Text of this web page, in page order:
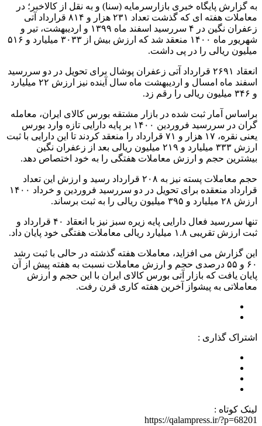
به گزارش پایگاه خبری بازارسرمایه (سنا) و به نقل از کالاخبر؛ در
معاملات هفته ای که گذشت تعداد ۲۳۱ هزار و ۸۱۴ قرارداد آتی
زعفران نگین در ۴ سررسید اسفند ماه ۱۳۹۹ و اردیبهشت، تیر و
شهریور ماه ۱۴۰۰ منعقد شد که ارزش بیش از ۳۰۳۳ میلیارد و ۵۱۶
میلیون ریالی را در پی داشت.
انعقاد ۲۶۹۱ قرارداد آتی زعفران پوشال برای تحویل در دو سررسید
اسفند ماه امسال و اردیبهشت ماه سال آینده نیز ارزش ۲۲ میلیارد
و ۳۴۶ میلیون ریالی را رقم زد.
براساس آمار ثبت شده در بازار مشتقه بورس کالای ایران، معامله
گران در سررسید فروردین ۱۴۰۰ بر پایه دارایی تازه وارد بورس
یعنی نقره، ۱۷ هزار و ۷۱ قرارداد را منعقد کردند تا این دارایی با ثبت
ارزش ۳۳۳ میلیارد و ۲۱۹ میلیون ریالی بعد از زعفران نگین
بیشترین حجم و ارزش معاملات هفتگی را به خود اختصاص دهد.
حجم معاملات پسته نیز به ۲۰۸ قرارداد رسید و ارزش این تعداد
قرارداد منعقده برای تحویل در دو سررسید فروردین و خرداد ۱۴۰۰
ارزش ۲۸ میلیارد و ۳۹۵ میلیون ریالی را به ثبت برساند.
تنها سررسید فعال دارایی پایه زیره سبز نیز با انعقاد ۴۰ قرارداد و
ثبت ارزش تقریبی ۱.۸ میلیارد ریالی معاملات هفتگی خود پایان داد.
این گزارش می افزاید، معاملات هفته گذشته در حالی با ثبت رشد
۶۰ و ۵۵ درصدی حجم و ارزش معاملات نسبت به هفته پیش از آن
پایان یافت که بازار آتی بورس کالای ایران با این حجم و ارزش
معاملاتی به پیشواز آخرین هفته کاری قرن رفت.
اشتراک گذاری :
لینک کوتاه :
https://qalampress.ir/?p=68201